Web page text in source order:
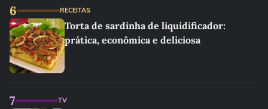
6 RECEITAS
Torta de sardinha de liquidificador:
prática, econômica e deliciosa
7 TV